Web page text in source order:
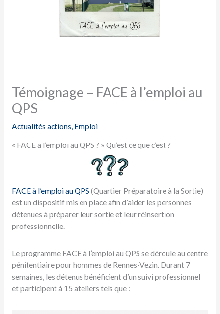
Témoignage – FACE à l’emploi au
QPS
Actualités actions Emploi
« FACE à l’emploi au QPS ? » Qu’est ce que c’est ?
FACE à l’emploi au QPS (Quartier Préparatoire à la Sortie)
est un dispositif mis en place afin d’aider les personnes
détenues à préparer leur sortie et leur réinsertion
professionnelle.
Le programme FACE à l’emploi au QPS se déroule au centre
pénitentiaire pour hommes de Rennes-Vezin. Durant 7
semaines, les détenus bénéficient d’un suivi professionnel
et participent à 15 ateliers tels que :